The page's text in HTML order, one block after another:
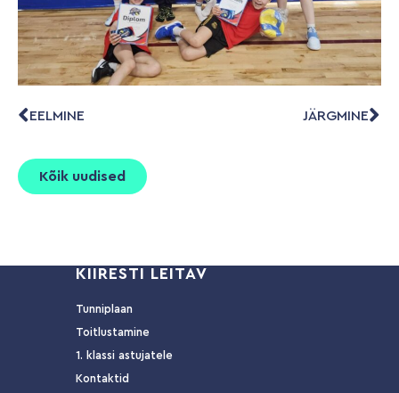
EELMINE JÄRGMINE
Kõik uudised
KIIRESTI LEITAV
Tunniplaan
Toitlustamine
1. klassi astujatele
Kontaktid